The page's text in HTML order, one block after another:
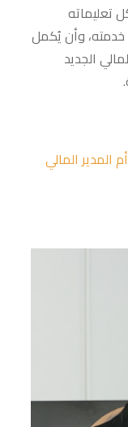
تعليماته
خدمته، وأن يُكمل
الجديد
المدير المالي